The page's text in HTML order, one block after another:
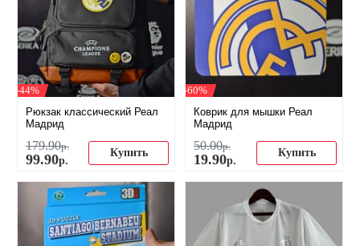
-44%
Рюкзак классический Реал
Мадрид
179.90р.
99.90р.
Купить
-60%
Коврик для мышки Реал
Мадрид
50.00р.
19.90р.
Купить